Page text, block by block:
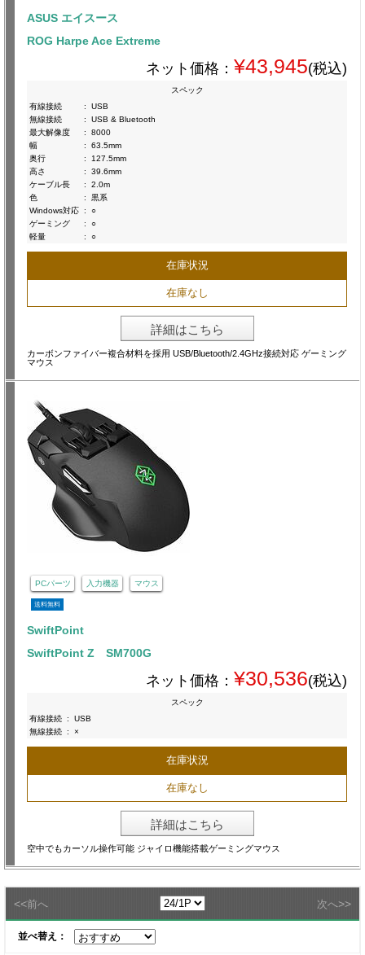
ASUS エイスース
ROG Harpe Ace Extreme
ネット価格： ¥43,945(税込)
スペック
有線接続
:
USB
無線接続
:
USB & Bluetooth
最大解像度
:
8000
幅
:
63.5mm
奥行
:
127.5mm
高さ
:
39.6mm
ケーブル長
:
2.0m
色
:
黒系
Windows対応 :
○
ゲーミング
:
○
軽量
: ○
在庫状況
在庫なし
詳細はこちら
カーボンファイバー複合材料を採用 USB/Bluetooth/2.4GHz接続対応 ゲーミング
マウス
PCパーツ 入力機器 マウス
送料無料
SwiftPoint
SwiftPoint Z SM700G
ネット価格： ¥30,536(税込)
スペック
有線接続 :
USB
無線接続 : ×
在庫状況
在庫なし
詳細はこちら
空中でもカーソル操作可能 ジャイロ機能搭載ゲーミングマウス
<<前へ 次へ>>
並べ替え：